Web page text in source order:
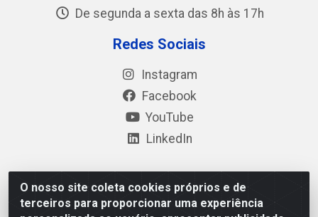
O nosso site coleta cookies próprios e de
terceiros para proporcionar uma experiência
De segunda a sexta das 8h às 17h
Redes Sociais
Instagram
Facebook
YouTube
LinkedIn
Polimold Industrial Ltda - Estrada dos Casa, 4585 – São
Bernardo do Campo / SP – CEP: 09.840-000 - CNPJ